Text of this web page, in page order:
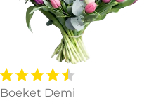
Boeket Demi